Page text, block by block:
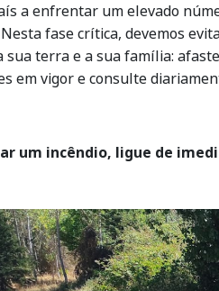
a enfrentar um elevado
fase crítica, devemos
sua terra e a sua família:
em vigor e consulte
um incêndio, ligue de